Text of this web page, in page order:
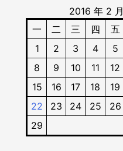
2016 年 2 月
一
二 三 四 五
1
2 3 4 5
8
9 10 11 12
15
16 17 18 19
22
23 24 25 26
29